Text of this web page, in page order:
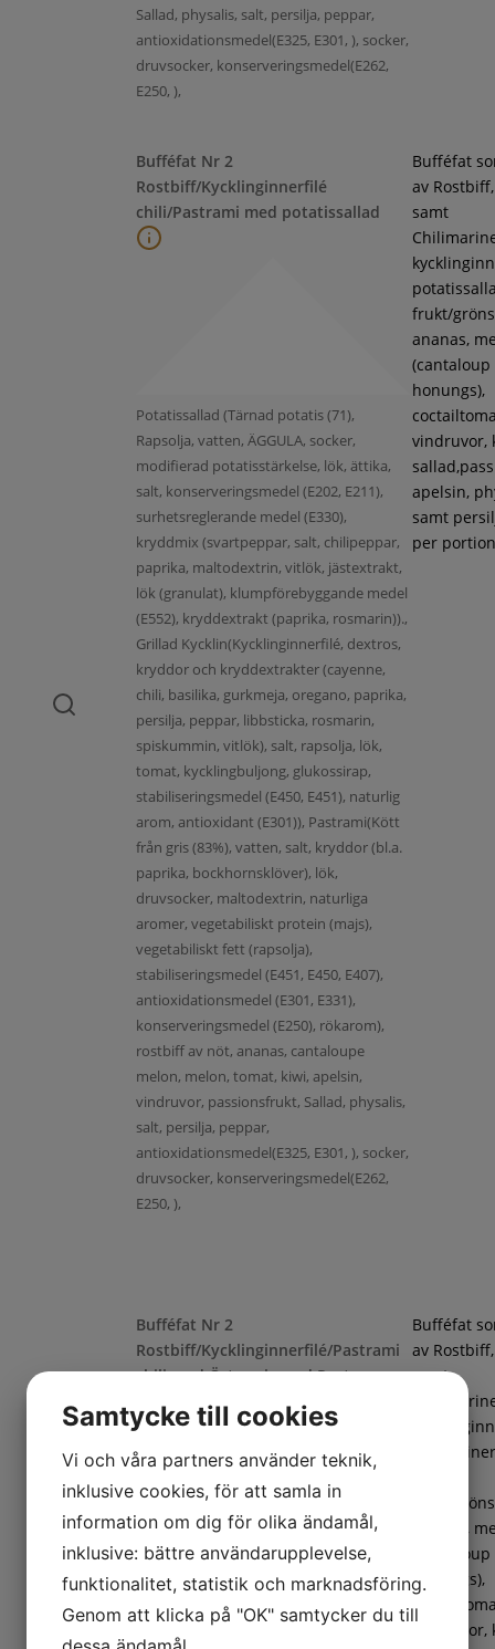
Sallad, physalis, salt, persilja, peppar,
antioxidationsmedel(E325, E301, ), socker,
druvsocker, konserveringsmedel(E262,
E250, ),
Bufféfat Nr 2
Rostbiff/Kycklinginnerfilé
chili/Pastrami med potatissallad
Potatissallad (Tärnad potatis (71),
Rapsolja, vatten, ÄGGULA, socker,
modifierad potatisstärkelse, lök, ättika,
salt, konserveringsmedel (E202, E211),
surhetsreglerande medel (E330),
kryddmix (svartpeppar, salt, chilipeppar,
paprika, maltodextrin, vitlök, jästextrakt,
lök (granulat), klumpförebyggande medel
(E552), kryddextrakt (paprika, rosmarin)).,
Grillad Kycklin(Kycklinginnerfilé, dextros,
kryddor och kryddextrakter (cayenne,
chili, basilika, gurkmeja, oregano, paprika,
persilja, peppar, libbsticka, rosmarin,
spiskummin, vitlök), salt, rapsolja, lök,
tomat, kycklingbuljong, glukossirap,
stabiliseringsmedel (E450, E451), naturlig
arom, antioxidant (E301)), Pastrami(Kött
från gris (83%), vatten, salt, kryddor (bl.a.
paprika, bockhornsklöver), lök,
druvsocker, maltodextrin, naturliga
aromer, vegetabiliskt protein (majs),
vegetabiliskt fett (rapsolja),
stabiliseringsmedel (E451, E450, E407),
antioxidationsmedel (E301, E331),
konserveringsmedel (E250), rökarom),
rostbiff av nöt, ananas, cantaloupe
melon, melon, tomat, kiwi, apelsin,
vindruvor, passionsfrukt, Sallad, physalis,
salt, persilja, peppar,
antioxidationsmedel(E325, E301, ), socker,
druvsocker, konserveringsmedel(E262,
E250, ),
Bufféfat
av
samt
frukt/
ananas,
(cantaloup
honungs),
vindruvor,
apelsin,
samt
per
Bufféfat Nr 2
Rostbiff/Kycklinginnerfilé/Pastrami
chili med Örtmarinerad Pasta
Penne örtmarinerad(Pasta (DURUMVETE,
vatten), marinad (vatten, rapsolja, salt,
vitvinsvinäger, äppeljuice, krydda
Bufféfat
av
samt
frukt/
ananas,
honungs),
vindruvor,
Samtycke till cookies
Vi och våra partners använder teknik,
inklusive cookies, för att samla in
information om dig för olika ändamål,
inklusive: bättre användarupplevelse,
funktionalitet, statistik och marknadsföring.
Genom att klicka på "OK" samtycker du till